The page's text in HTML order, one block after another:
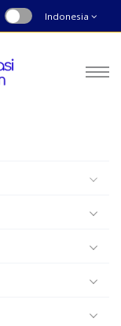
Indonesia